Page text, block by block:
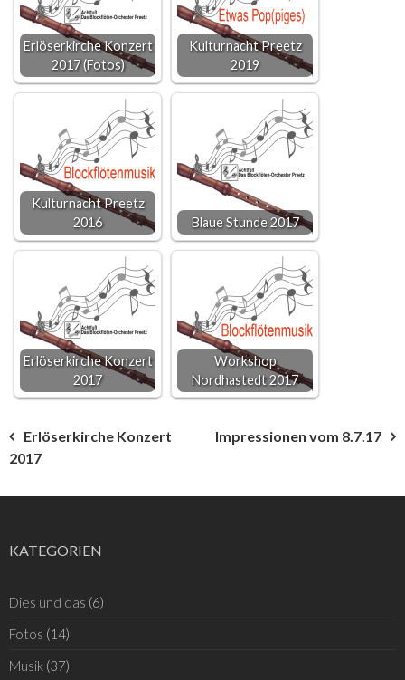
Erlöserkirche Konzert
2017 (Fotos)
Kulturnacht Preetz
2019
Kulturnacht Preetz
2016
Blaue Stunde 2017
Erlöserkirche Konzert
2017
Workshop
Nordhastedt 2017
Beitragsnavigation
Erlöserkirche Konzert
2017
Impressionen vom 8.7.17
KATEGORIEN
Dies und das (6)
Fotos (14)
Musik (37)